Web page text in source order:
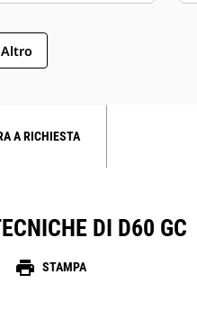
Altro
A RICHIESTA
DI D60 GC
print STAMPA